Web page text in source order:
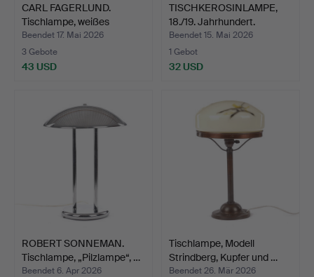
CARL FAGERLUND.
Tischlampe, weißes
Überfan…
Beendet 17. Mai 2026
3 Gebote
43 USD
TISCHKEROSINLAMPE,
18./19. Jahrhundert.
Beendet 15. Mai 2026
1 Gebot
32 USD
ROBERT SONNEMAN.
Tischlampe, „Pilzlampe“, …
Beendet 6. Apr 2026
Tischlampe, Modell
Strindberg, Kupfer und …
Beendet 26. Mär 2026